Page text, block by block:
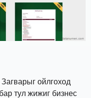
ойлгоход
тул жижиг бизнес